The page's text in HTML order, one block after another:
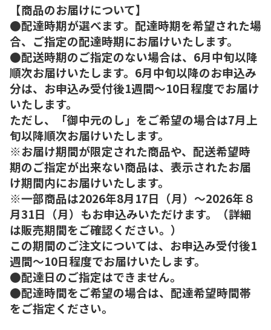
【商品のお届けについて】
●配達時期が選べます。配達時期を希望された場
合、ご指定の配達時期にお届けいたします。
●配送時期のご指定のない場合は、6月中旬以降
順次お届けいたします。6月中旬以降のお申込み
分は、お申込み受付後1週間～10日程度でお届け
いたします。
ただし、「御中元のし」をご希望の場合は7月上
旬以降順次お届けいたします。
※お届け期間が限定された商品や、配送希望時
期のご指定が出来ない商品は、表示されたお届
け期間内にお届けいたします。
※一部商品は2026年8月17日（月）～2026年８
月31日（月）もお申込みいただけます。（詳細
は販売期間をご確認ください。）
この期間のご注文については、お申込み受付後1
週間～10日程度でお届けいたします。
●配達日のご指定はできません。
●配達時間をご希望の場合は、配達希望時間帯
をご指定ください。